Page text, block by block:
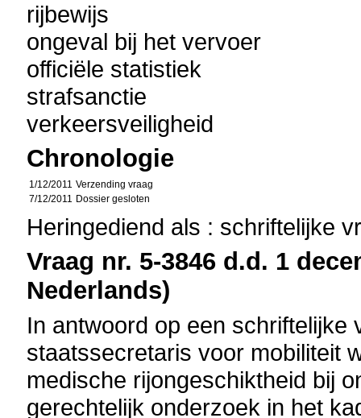
rijbewijs
ongeval bij het vervoer
officiële statistiek
strafsanctie
verkeersveiligheid
Chronologie
1/12/2011 Verzending vraag
7/12/2011 Dossier gesloten
Heringediend als : schriftelijke
Vraag nr. 5-3846 d.d. 1
Nederlands)
In antwoord op een schriftelijke
staatssecretaris voor mobiliteit
medische rijongeschiktheid bij
gerechtelijk onderzoek in het